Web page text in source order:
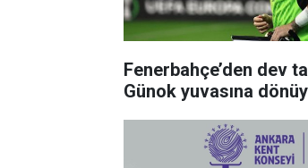
Fenerbahçe’den dev
Günok yuvasına